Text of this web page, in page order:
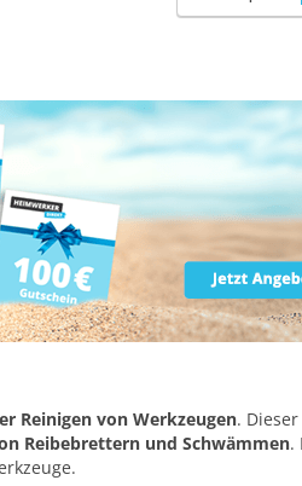
Reinigen von Werkzeugen. Dieser
Reibebrettern und Schwämmen.